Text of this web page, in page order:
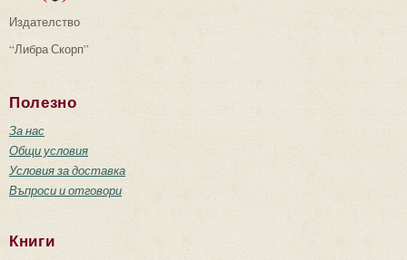
Издателство
“Либра Скорп”
Полезно
За нас
Общи условия
Условия за доставка
Въпроси и отговори
Книги